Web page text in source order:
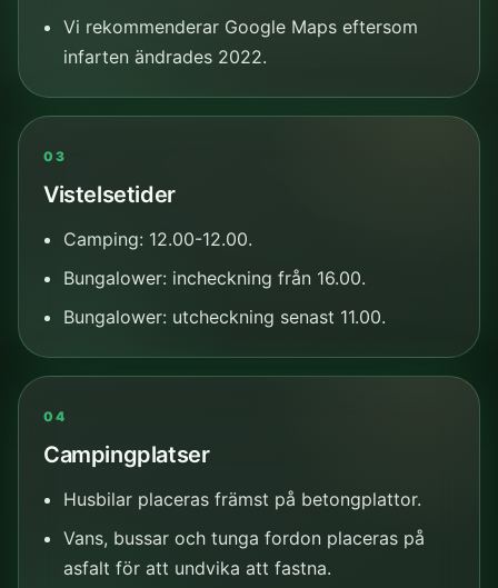
Vi rekommenderar Google Maps eftersom
infarten ändrades 2022.
03
Vistelsetider
Camping: 12.00-12.00.
Bungalower: incheckning från 16.00.
Bungalower: utcheckning senast 11.00.
04
Campingplatser
Husbilar placeras främst på betongplattor.
Vans, bussar och tunga fordon placeras på
asfalt för att undvika att fastna.